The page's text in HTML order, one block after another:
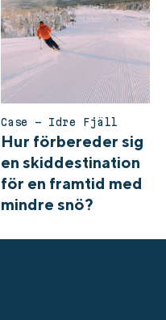
Case – Idre Fjäll
Hur förbereder sig
en skiddestination
för en framtid med
mindre snö?